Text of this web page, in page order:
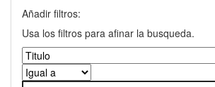
Añadir filtros:
Usa los filtros para afinar la busqueda.